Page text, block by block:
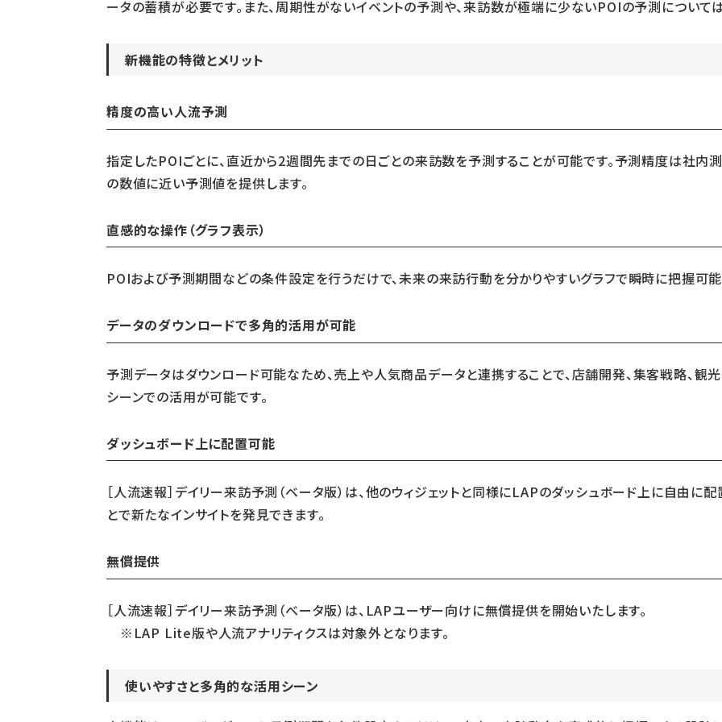
ータの蓄積が必要です。また、周期性がないイベントの予測や、来訪数が極端に少ないPOIの予測について
新機能の特徴とメリット
精度の高い人流予測
指定したPOIごとに、直近から2週間先までの日ごとの来訪数を予測することが可能です。予測精度は社
の数値に近い予測値を提供します。
直感的な操作（グラフ表示）
POIおよび予測期間などの条件設定を行うだけで、未来の来訪行動を分かりやすいグラフで瞬時に把握可能
データのダウンロードで多角的活用が可能
予測データはダウンロード可能なため、売上や人気商品データと連携することで、店舗開発、集客戦略、観
シーンでの活用が可能です。
ダッシュボード上に配置可能
［人流速報］デイリー来訪予測（ベータ版）は、他のウィジェットと同様にLAPのダッシュボード上に自由に
とで新たなインサイトを発見できます。
無償提供
［人流速報］デイリー来訪予測（ベータ版）は、LAPユーザー向けに無償提供を開始いたします。
※LAP Lite版や人流アナリティクスは対象外となります。
使いやすさと多角的な活用シーン